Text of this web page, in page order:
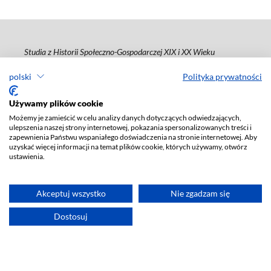
polski Polityka prywatności
Używamy plików cookie
Możemy je zamieścić w celu analizy danych dotyczących odwiedzających,
ulepszenia naszej strony internetowej, pokazania spersonalizowanych treści i
zapewnienia Państwu wspaniałego doświadczenia na stronie internetowej. Aby
uzyskać więcej informacji na temat plików cookie, których używamy, otwórz
ustawienia.
Akceptuj wszystko Nie zgadzam się
Dostosuj
Studia z Historii Społeczno-Gospodarczej XIX i XX Wieku
ISSN 2080-8313
Wydawca: Wydawnictwo Uniwersytetu Łódzkiego (
ul. Jana Matejki 34a, 90-237 Łódź
Tel.: 42 235 01 65, fax: 42 66 55 86
Biuro:journals@uni.lodz.pl